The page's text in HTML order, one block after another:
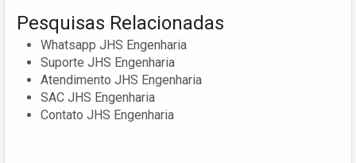
Pesquisas Relacionadas
Whatsapp JHS Engenharia
Suporte JHS Engenharia
Atendimento JHS Engenharia
SAC JHS Engenharia
Contato JHS Engenharia